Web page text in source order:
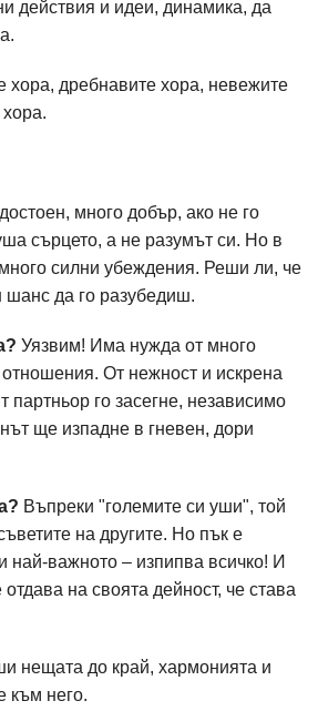
действия и идеи, динамика, да
хора, дребнавите хора, невежите
много добър, ако не го
сърцето, а не разумът си. Но в
силни убеждения. Реши ли, че
да го разубедиш.
Уязвим! Има нужда от много
От нежност и искрена
партньор го засегне, независимо
ще изпадне в гневен, дори
Въпреки "големите си уши", той
на другите. Но пък е
най-важното – изпипва всичко! И
на своята дейност, че става
нещата до край, хармонията и
към него.